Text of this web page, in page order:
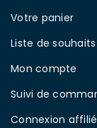
Votre panier
Liste de souhaits
Mon compte
Suivi de
Connexion affilié